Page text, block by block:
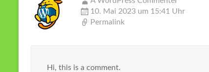
10. Mai 2023 um 15:41 Uhr
Permalink
Hi, this is a comment.